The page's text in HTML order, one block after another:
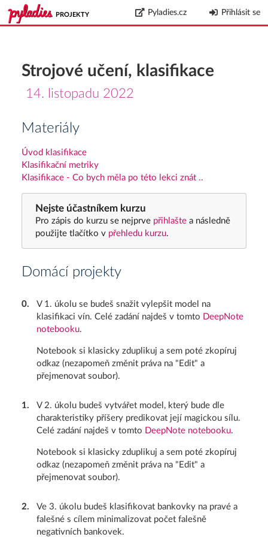
PROJEKTY Pyladies.cz Přihlásit se
Strojové učení, klasifikace
14. listopadu 2022
Materiály
Úvod klasifikace
Klasifikační metriky
Klasifikace - Co bych měla po této lekci znát ..
Nejste účastníkem kurzu
Pro zápis do kurzu se nejprvepřihlašte a následně
použijte tlačítko vpřehledu kurzu.
Domácí projekty
0.
V 1. úkolu se budeš snažit vylepšit model na
klasifikaci vín. Celé zadání najdeš v tomto DeepNote
notebooku.
Notebook si klasicky zduplikuj a sem poté zkopíruj
odkaz (nezapomeň změnit práva na "Edit" a
přejmenovat soubor).
1.
V 2. úkolu budeš vytvářet model, který bude dle
charakteristiky příšery predikovat její magickou sílu.
Celé zadání najdeš v tomto DeepNote notebooku.
Notebook si klasicky zduplikuj a sem poté zkopíruj
odkaz (nezapomeň změnit práva na "Edit" a
přejmenovat soubor).
2.
Ve 3. úkolu budeš klasifikovat bankovky na pravé a
falešné s cílem minimalizovat počet falešně
negativních bankovek.